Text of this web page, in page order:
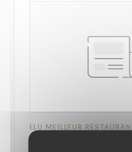
ELU MEILLEUR
12/02/2024